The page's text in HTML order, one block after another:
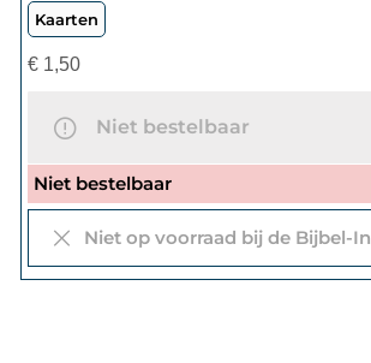
Kaarten
€1,50
Niet bestelbaar
Niet bestelbaar
Niet op voorraad bij de Bijbel-In